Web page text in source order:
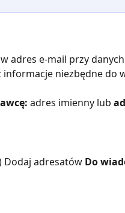
adres e-mail przy
niezbędne do
adres imienny lub
Dodaj adresatów Do